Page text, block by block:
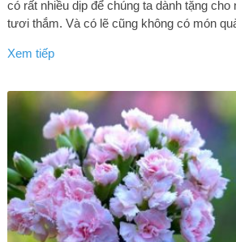
có rất nhiều dịp để chúng ta dành tặng cho
tươi thắm. Và có lẽ cũng không có món
Xem tiếp